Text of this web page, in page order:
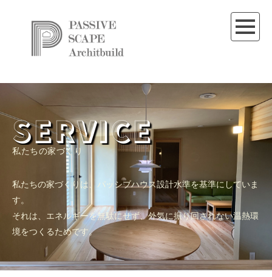
SERVICE
私たちの家づくり
私たちの家づくりは、パッシブハウス設計水準を基準にしていま
す。
それは、エネルギーを無駄にせず、外気に振り回されない温熱環
境をつくるためです。